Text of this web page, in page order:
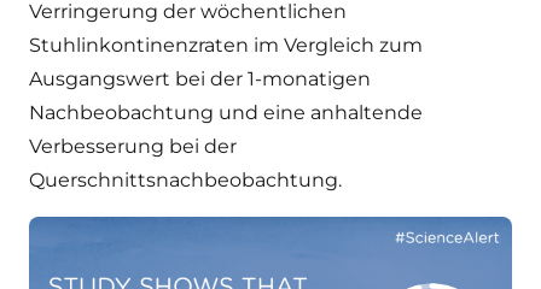
Verringerung der wöchentlichen
Stuhlinkontinenzraten im Vergleich zum
Ausgangswert bei der 1-monatigen
Nachbeobachtung und eine anhaltende
Verbesserung bei der
Querschnittsnachbeobachtung.